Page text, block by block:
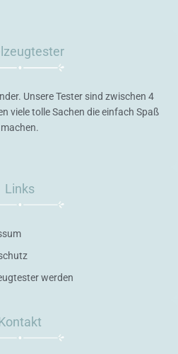
Unsere Tester sind zwischen 4
viele tolle Sachen die einfach Spaß
machen.
Links
werden